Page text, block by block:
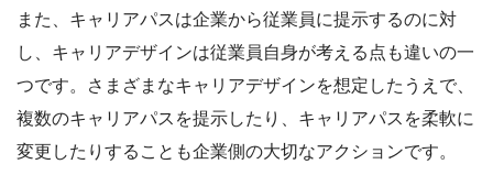
また、キャリアパスは企業から従業員に提示するのに対
し、キャリアデザインは従業員自身が考える点も違いの一
つです。さまざまなキャリアデザインを想定したうえで、
複数のキャリアパスを提示したり、キャリアパスを柔軟に
変更したりすることも企業側の大切なアクションです。